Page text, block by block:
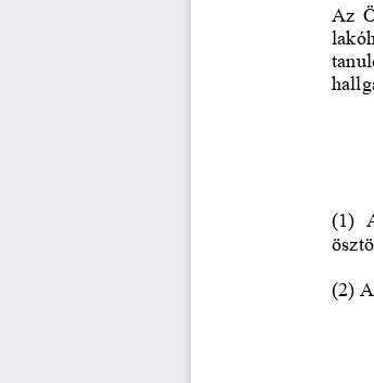
Az
lak
(1)
(2)